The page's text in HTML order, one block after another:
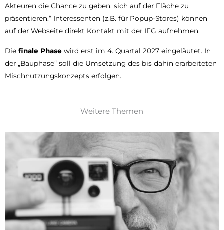
Akteuren die Chance zu geben, sich auf der Fläche zu
präsentieren.“ Interessenten (z.B. für Popup-Stores) können
auf der Webseite direkt Kontakt mit der IFG aufnehmen.
Die finale Phase wird erst im 4. Quartal 2027 eingeläutet. In
der „Bauphase“ soll die Umsetzung des bis dahin erarbeiteten
Mischnutzungskonzepts erfolgen.
Weitere Themen